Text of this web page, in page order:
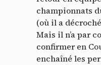
championnats
(où il a
Mais il n’a par
confirmer en
enchaîné les